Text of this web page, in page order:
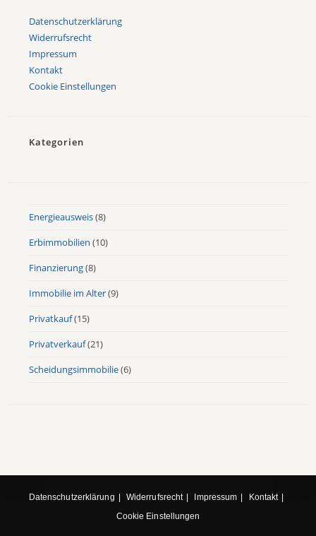
Datenschutzerklärung
Widerrufsrecht
Impressum
Kontakt
Cookie Einstellungen
Kategorien
Energieausweis(8)
Erbimmobilien (10)
Finanzierung(8)
Immobilie im Alter(9)
Privatkauf(15)
Privatverkauf(21)
Scheidungsimmobilie(6)
Datenschutzerklärung Widerrufsrecht Impressum
Kontakt
Cookie Einstellungen